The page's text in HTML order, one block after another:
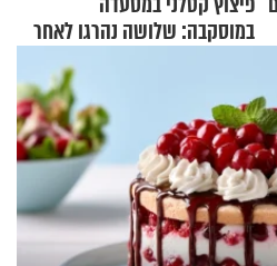
במוסקבה: שלושה נהרגו לאחר
שמטען שנשאה אישה התפוצץ